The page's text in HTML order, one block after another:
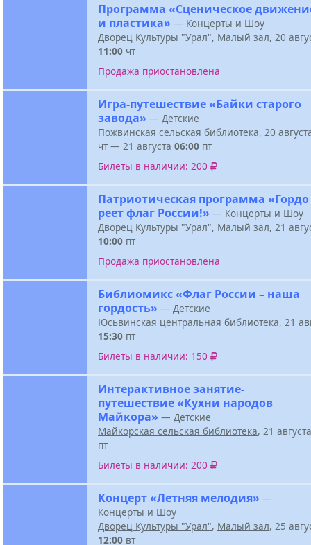
Программа «Сценическое
и пластика» — Концерты и Шоу
Дворец Культуры "Урал", Малый зал, 20
11:00 чт
Продажа приостановлена
Игра-путешествие «Байки старого
завода» — Детские
Пожвинская сельская библиотека, 20
чт — 21 августа 06:00 пт
Билеты в наличии: 200
Патриотическая программа «Гордо
реет флаг России!» — Концерты и Шоу
Дворец Культуры "Урал", Малый зал, 21
10:00 пт
Продажа приостановлена
Библиомикс «Флаг России – наша
гордость» — Детские
Юсьвинская центральная библиотека, 21
15:30 пт
Билеты в наличии: 150
Интерактивное занятие-
путешествие «Кухни народов
Майкора» — Детские
Майкорская сельская библиотека, 21
пт
Билеты в наличии: 200
Концерт «Летняя мелодия» —
Концерты и Шоу
Дворец Культуры "Урал", Малый зал, 25
12:00 вт